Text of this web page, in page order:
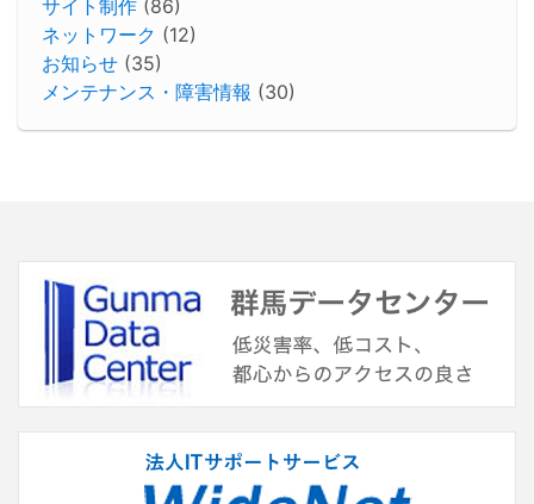
サイト制作 (86)
ネットワーク (12)
お知らせ (35)
メンテナンス・障害情報 (30)